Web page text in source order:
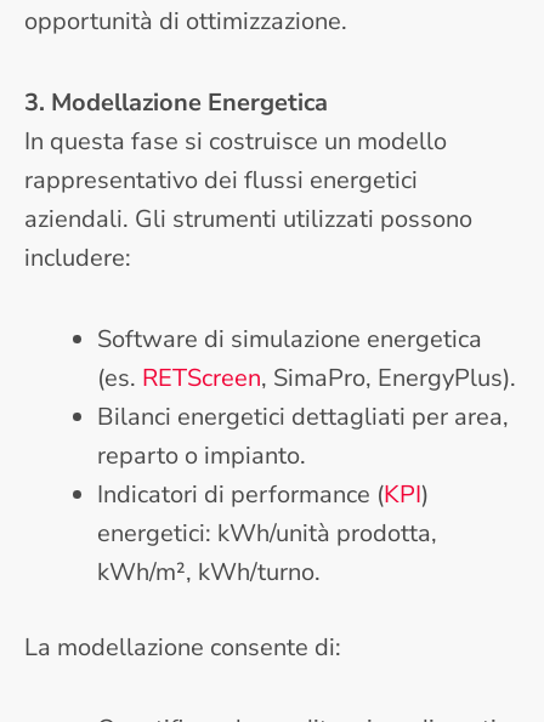
opportunità di ottimizzazione.
3. Modellazione Energetica
In questa fase si costruisce un modello
rappresentativo dei flussi energetici
aziendali. Gli strumenti utilizzati possono
includere:
Software di simulazione energetica
(es. RETScreen, SimaPro, EnergyPlus).
Bilanci energetici dettagliati per area,
reparto o impianto.
Indicatori di performance (KPI)
energetici: kWh/unità prodotta,
kWh/m², kWh/turno.
La modellazione consente di: